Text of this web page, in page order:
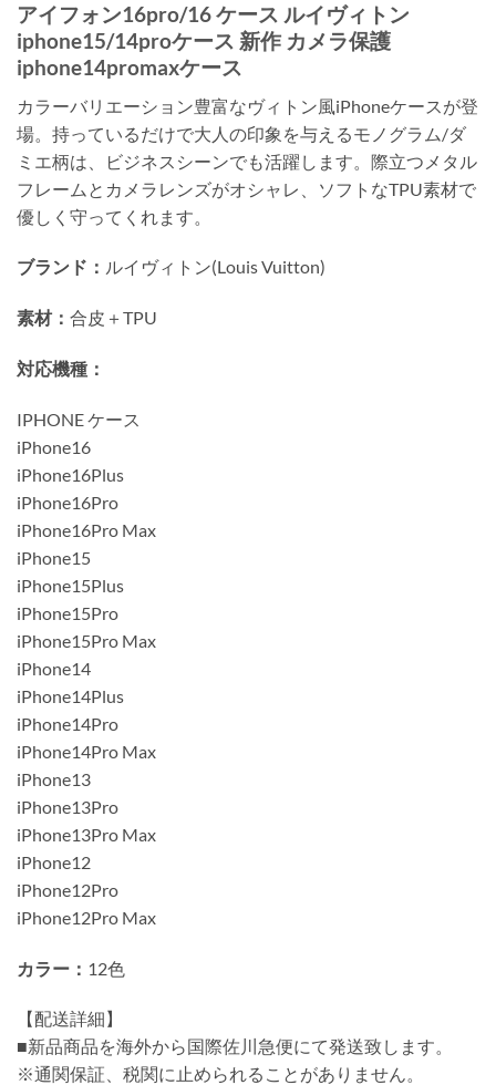
アイフォン16pro/16 ケース ルイヴィトン
iphone15/14proケース 新作 カメラ保護
iphone14promaxケース
カラーバリエーション豊富なヴィトン風iPhoneケースが登
場。持っているだけで大人の印象を与えるモノグラム/ダ
ミエ柄は、ビジネスシーンでも活躍します。際立つメタル
フレームとカメラレンズがオシャレ、ソフトなTPU素材で
優しく守ってくれます。
ブランド： ルイヴィトン(Louis Vuitton)
素材： 合皮＋TPU
対応機種：
IPHONE ケース
iPhone16
iPhone16Plus
iPhone16Pro
iPhone16Pro Max
iPhone15
iPhone15Plus
iPhone15Pro
iPhone15Pro Max
iPhone14
iPhone14Plus
iPhone14Pro
iPhone14Pro Max
iPhone13
iPhone13Pro
iPhone13Pro Max
iPhone12
iPhone12Pro
iPhone12Pro Max
カラー： 12色
【配送詳細】
■新品商品を海外から国際佐川急便にて発送致します。
※通関保証、税関に止められることがありません。